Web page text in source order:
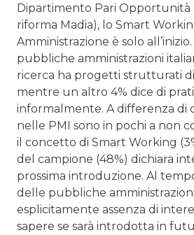
Dipartimento Pari Opportunità
riforma Madia), lo Smart
Amministrazione è solo
pubbliche amministrazioni
ricerca ha progetti strutturati
mentre un altro 4% dice di
informalmente. A differenza di
nelle PMI sono in pochi a non
il concetto di Smart Working
del campione (48%) dichiara
prossima introduzione. Al
delle pubbliche
esplicitamente assenza di
sapere se sarà introdotta in